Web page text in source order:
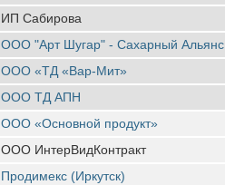
ИП Сабирова
ООО "Арт Шугар" - Сахарный Альянс
ООО «ТД «Вар-Мит»
ООО ТД АПН
ООО «Основной продукт»
ООО ИнтерВидКонтракт
Продимекс (Иркутск)